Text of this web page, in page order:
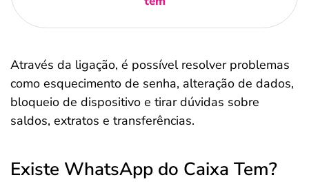
Através da ligação, é possível resolver problemas
como esquecimento de senha, alteração de dados,
bloqueio de dispositivo e tirar dúvidas sobre
saldos, extratos e transferências.
Existe WhatsApp do Caixa Tem?